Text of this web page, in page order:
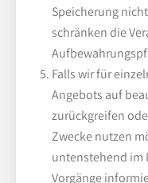
Speicherung
schränken die
Falls wir für
Angebots auf
zurückgreifen
Zwecke nutzen
untenstehend im
Vorgänge